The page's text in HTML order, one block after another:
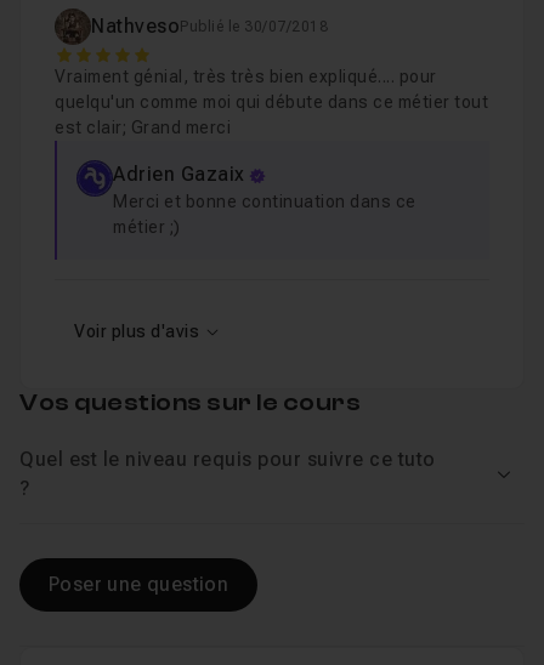
Nathveso Publié le 30/07/2018
5
Vraiment génial, très très bien expliqué.... pour
quelqu'un comme moi qui débute dans ce métier tout
est clair; Grand merci
Adrien Gazaix
Merci et bonne continuation dans ce
métier ;)
Voir plus d'avis
Vos questions sur le cours
Quel est le niveau requis pour suivre ce tuto
?
Poser une question